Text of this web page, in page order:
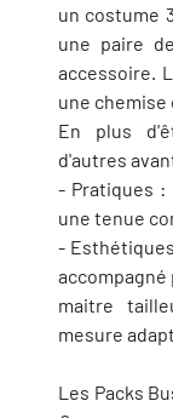
un costume
une paire
accessoire.
une chemise
En plus
d'autres
- Pratiques :
une tenue
-
maitre
mesure
Les Packs